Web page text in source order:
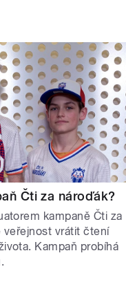
Čti za nároďák?
kampaně Čti za
veřejnost vrátit čtení
Kampaň probíhá